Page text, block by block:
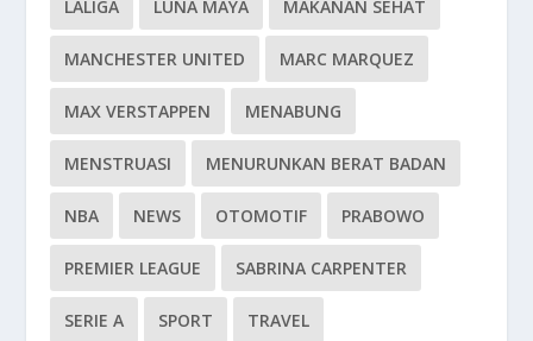
LALIGA LUNA MAYA MAKANAN SEHAT
MANCHESTER UNITED MARC MARQUEZ
MAX VERSTAPPEN MENABUNG
MENSTRUASI MENURUNKAN BERAT BADAN
NBA NEWS OTOMOTIF PRABOWO
PREMIER LEAGUE SABRINA CARPENTER
SERIE A SPORT TRAVEL